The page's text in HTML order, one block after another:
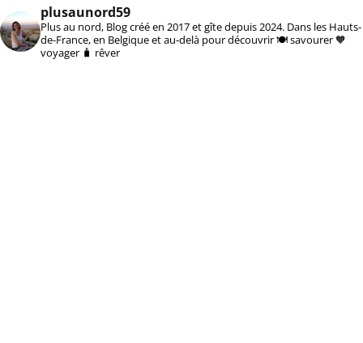
plusaunord59
Plus au nord, Blog créé en 2017 et gîte depuis 2024. Dans les Hauts-
de-France, en Belgique et au-delà pour découvrir 🍽️ savourer 🧡
voyager 🧳 rêver